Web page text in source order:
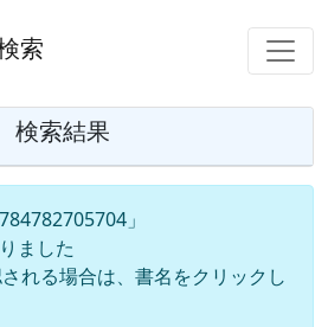
索
検索結果
」
ました
れる場合は、書名をクリックし